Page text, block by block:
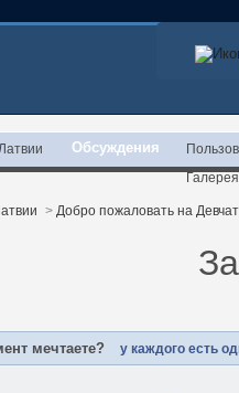
Обсуждения
Галерея
> Добро пожаловать на
мечтаете? у каждого есть